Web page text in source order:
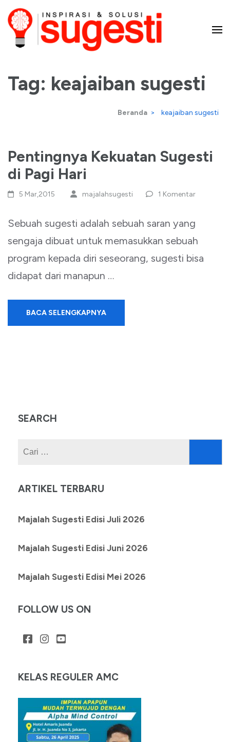
Lompat
ke
konten
Enter)
dan Solusi
Tag: keajaiban sugesti
Beranda > keajaiban sugesti
Pentingnya Kekuatan Sugesti
di Pagi Hari
5 Mar,2015 majalahsugesti 1 Komentar
Sebuah sugesti adalah sebuah saran yang
sengaja dibuat untuk memasukkan sebuah
program kepada diri seseorang, sugesti bisa
didapat dari manapun …
BACA SELENGKAPNYA
SEARCH
ARTIKEL TERBARU
Majalah Sugesti Edisi Juli 2026
Majalah Sugesti Edisi Juni 2026
Majalah Sugesti Edisi Mei 2026
FOLLOW US ON
KELAS REGULER AMC